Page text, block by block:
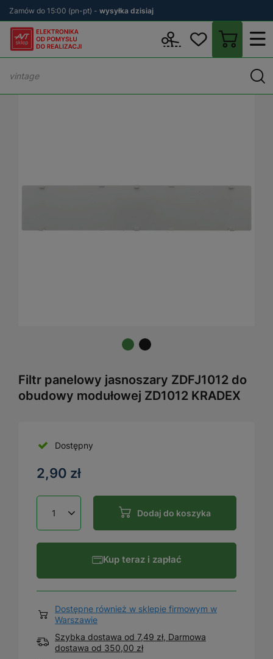
Zamów do 15:00 (pn-pt) - wysyłka dzisiaj
Akcesoria do
Filtr panelowy jasnoszary ZDFJ1012 do
obudowy modułowej ZD1012 KRADEX
Dostępny
2,90 zł
Dodaj do koszyka
Kup teraz i zapłać
Dostępne również w sklepie firmowym w
Warszawie
Szybka dostawa od 7,49 zł, Darmowa
dostawa od 350,00 zł